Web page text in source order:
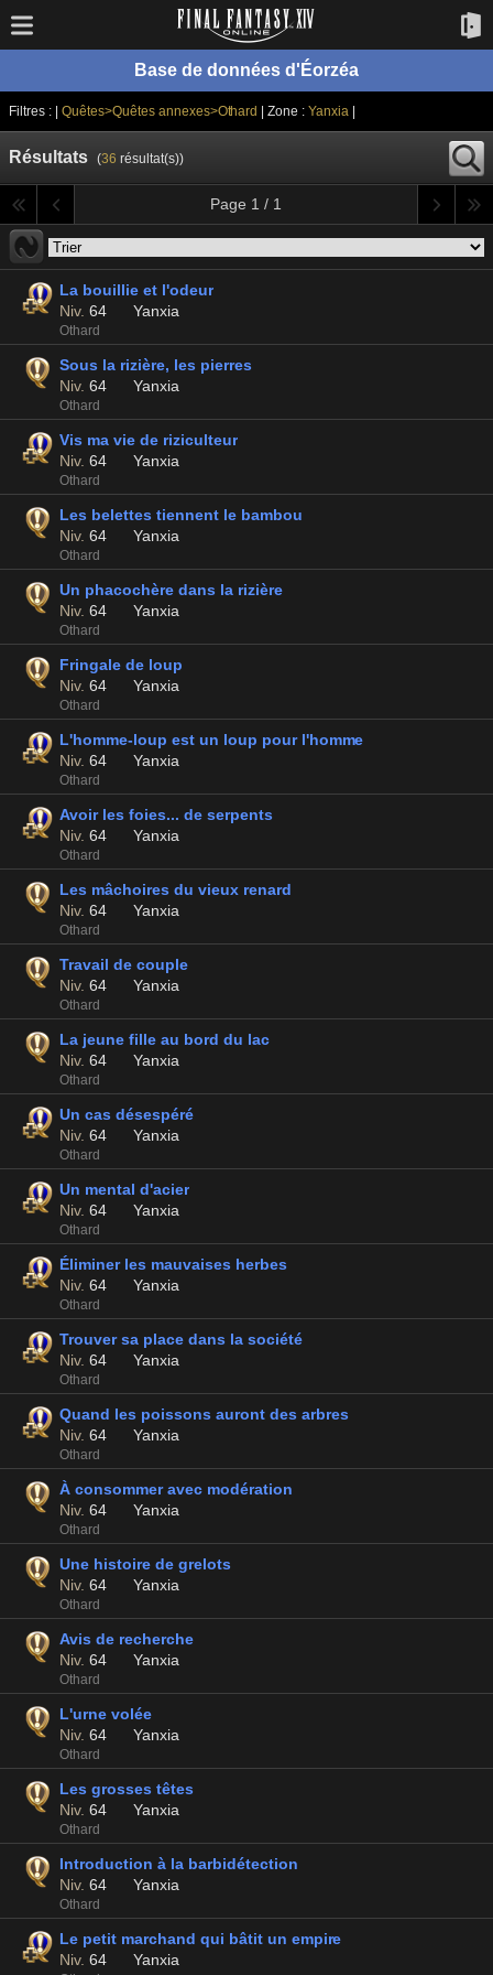
Base de données d'Éorzéa
Filtres : | Quêtes>Quêtes annexes>Othard | Zone :Yanxia
Résultats (36 résultat(s))
Page 1 / 1
La bouillie et l'odeur
Niv. 64 Yanxia
Othard
Sous la rizière, les pierres
Niv. 64 Yanxia
Othard
Vis ma vie de riziculteur
Niv. 64 Yanxia
Othard
Les belettes tiennent le bambou
Niv. 64 Yanxia
Othard
Un phacochère dans la rizière
Niv. 64 Yanxia
Othard
Fringale de loup
Niv. 64 Yanxia
Othard
L'homme-loup est un loup pour l'homme
Niv. 64 Yanxia
Othard
Avoir les foies... de serpents
Niv. 64 Yanxia
Othard
Les mâchoires du vieux renard
Niv. 64 Yanxia
Othard
Travail de couple
Niv. 64 Yanxia
Othard
La jeune fille au bord du lac
Niv. 64 Yanxia
Othard
Un cas désespéré
Niv. 64 Yanxia
Othard
Un mental d'acier
Niv. 64 Yanxia
Othard
Éliminer les mauvaises herbes
Niv. 64 Yanxia
Othard
Trouver sa place dans la société
Niv. 64 Yanxia
Othard
Quand les poissons auront des arbres
Niv. 64 Yanxia
Othard
À consommer avec modération
Niv. 64 Yanxia
Othard
Une histoire de grelots
Niv. 64 Yanxia
Othard
Avis de recherche
Niv. 64 Yanxia
Othard
L'urne volée
Niv. 64 Yanxia
Othard
Les grosses têtes
Niv. 64 Yanxia
Othard
Introduction à la barbidétection
Niv. 64 Yanxia
Othard
Le petit marchand qui bâtit un empire
Niv. 64 Yanxia